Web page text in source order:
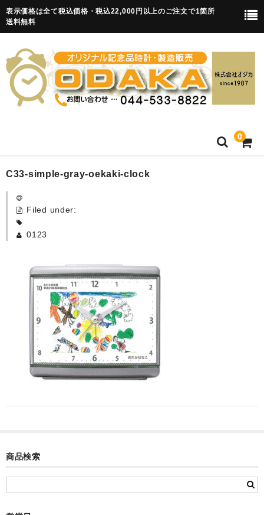
表示価格は全て税込価格・税込22,000円以上のご注文で1箇所
送料無料
0
HOME
卒園記念品
カード付フォトフレームクロック(集合)
目覚まし時計(集合＋個別)
メロディ時計(集合)
音声時計(集合)
目覚まし時計(個別)
C33-simple-gray-oekaki-clock
Filed under:
0123
商品検索